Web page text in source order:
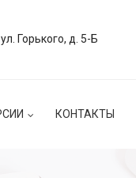
Горького, д. 5-Б
КОНТАКТЫ